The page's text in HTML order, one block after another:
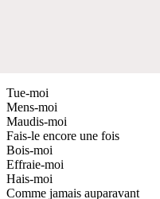
Tue-moi
Mens-moi
Maudis-moi
Fais-le encore une fois
Bois-moi
Effraie-moi
Hais-moi
Comme jamais auparavant